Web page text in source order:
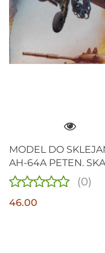
MODEL DO
AH-64A PETEN.
(0)
46.00